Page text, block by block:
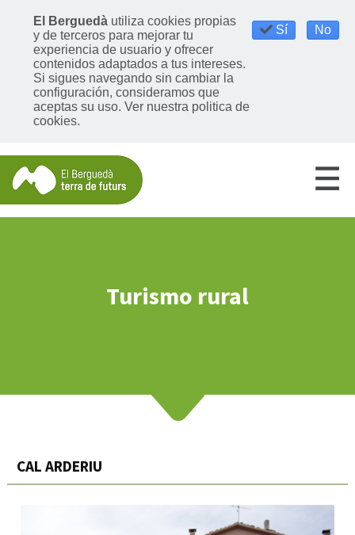
Sí No
El Berguedà utiliza cookies propias
y de terceros para mejorar tu
experiencia de usuario y ofrecer
contenidos adaptados a tus intereses.
Si sigues navegando sin cambiar la
configuración, consideramos que
aceptas su uso. Ver nuestra politica de
cookies.
Turismo rural
CAL ARDERIU